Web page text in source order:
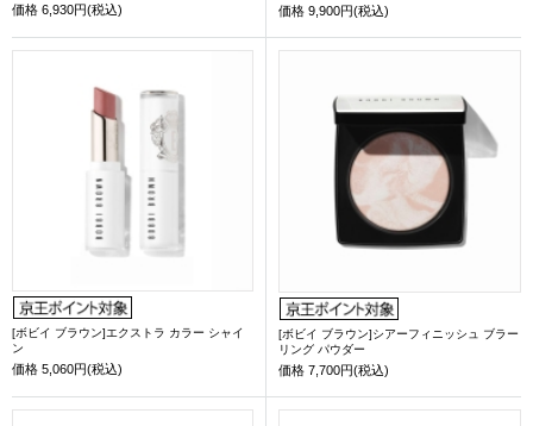
価格 6,930円(税込) 価格 9,900円(税込)
[ボビイ ブラウン]エクストラ カラー シャイ
ン
価格 5,060円(税込)
[ボビイ ブラウン]シアーフィニッシュ ブラー
リング パウダー
価格 7,700円(税込)